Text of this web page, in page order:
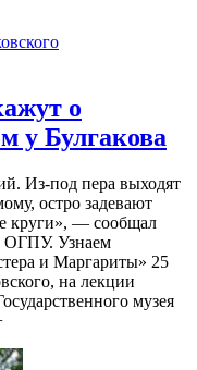
о
у Булгакова
Из-под пера выходят
остро задевают
круги», — сообщал
ОГПУ. Узнаем
и Маргариты» 25
на лекции
музея